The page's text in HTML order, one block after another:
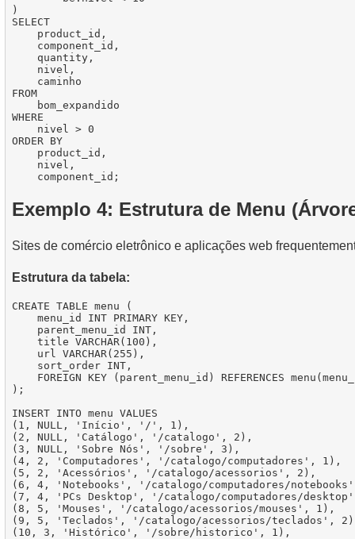
)
SELECT
    product_id,
    component_id,
    quantity,
    nivel,
    caminho
FROM
    bom_expandido
WHERE
    nivel > 0
ORDER BY
    product_id,
    nivel,
Exemplo 4: Estrutura de Menu
Sites de comércio eletrônico e aplicações web
Estrutura da tabela:
CREATE TABLE menu (
    menu_id INT PRIMARY KEY,
    parent_menu_id INT,
    title VARCHAR(100),
    url VARCHAR(255),
    sort_order INT,
FOREIGN KEY (parent_menu_id) REFERENCES
);
INSERT INTO menu VALUES
(1, NULL, 'Início', '/', 1),
(2, NULL, 'Catálogo', '/catalogo', 2),
(3, NULL, 'Sobre Nós', '/sobre', 3),
(4, 2, 'Computadores', '/catalogo/computadores', 1),
(5, 2, 'Acessórios', '/catalogo/acessorios', 2),
(6, 4, 'Notebooks', '/catalogo/computadores/
(7, 4, 'PCs Desktop', '/catalogo/computadores/
(8, 5, 'Mouses', '/catalogo/acessorios/mouses', 1),
(9, 5, 'Teclados', '/catalogo/acessorios/teclados',
(10, 3, 'Histórico', '/sobre/historico', 1),